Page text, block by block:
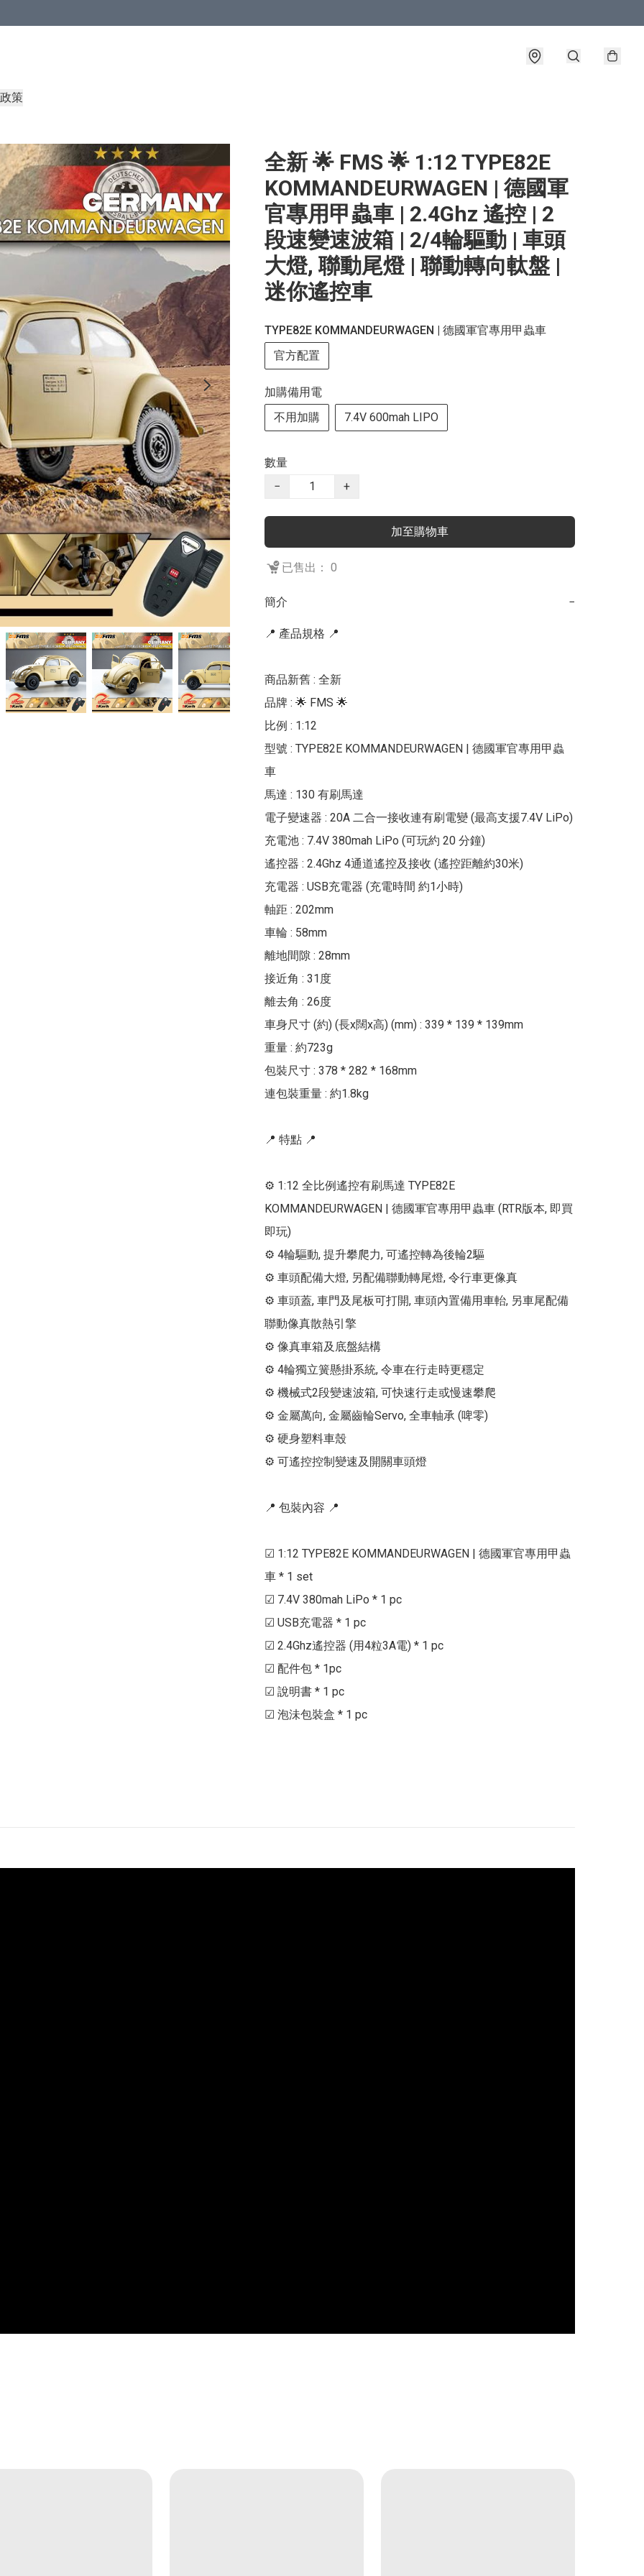
策
全新 🌟 FMS 🌟 1:12 TYPE82E
KOMMANDEURWAGEN | 德國軍
官專用甲蟲車 | 2.4Ghz 遙控 | 2
段速變速波箱 | 2/4輪驅動 | 車頭
大燈, 聯動尾燈 | 聯動轉向軚盤 |
迷你遙控車
TYPE82E KOMMANDEURWAGEN | 德國軍官專用甲蟲車
官方配置
加購備用電
不用加購
7.4V 600mah LIPO
數量
−
+
加至購物車
已售出： 0
簡介 −
📍 產品規格 📍
商品新舊 : 全新
品牌 : 🌟 FMS 🌟
比例 : 1:12
型號 : TYPE82E KOMMANDEURWAGEN | 德國軍官專用甲蟲
車
馬達 : 130 有刷馬達
電子變速器 : 20A 二合一接收連有刷電變 (最高支援7.4V LiPo)
充電池 : 7.4V 380mah LiPo (可玩約 20 分鐘)
遙控器 : 2.4Ghz 4通道遙控及接收 (遙控距離約30米)
充電器 : USB充電器 (充電時間 約1小時)
軸距 : 202mm
車輪 : 58mm
離地間隙 : 28mm
接近角 : 31度
離去角 : 26度
車身尺寸 (約) (長x闊x高) (mm) : 339 * 139 * 139mm
重量 : 約723g
包裝尺寸 : 378 * 282 * 168mm
連包裝重量 : 約1.8kg
📍 特點 📍
⚙ 1:12 全比例遙控有刷馬達 TYPE82E
KOMMANDEURWAGEN | 德國軍官專用甲蟲車 (RTR版本, 即買
即玩)
⚙ 4輪驅動, 提升攀爬力, 可遙控轉為後輪2驅
⚙ 車頭配備大燈, 另配備聯動轉尾燈, 令行車更像真
⚙ 車頭蓋, 車門及尾板可打開, 車頭內置備用車軩, 另車尾配備
聯動像真散熱引擎
⚙ 像真車箱及底盤結構
⚙ 4輪獨立簧懸掛系統, 令車在行走時更穩定
⚙ 機械式2段變速波箱, 可快速行走或慢速攀爬
⚙ 金屬萬向, 金屬齒輪Servo, 全車軸承 (啤零)
⚙ 硬身塑料車殼
⚙ 可遙控控制變速及開關車頭燈
📍 包裝內容 📍
☑ 1:12 TYPE82E KOMMANDEURWAGEN | 德國軍官專用甲蟲
車 * 1 set
☑ 7.4V 380mah LiPo * 1 pc
☑ USB充電器 * 1 pc
☑ 2.4Ghz遙控器 (用4粒3A電) * 1 pc
☑ 配件包 * 1pc
☑ 說明書 * 1 pc